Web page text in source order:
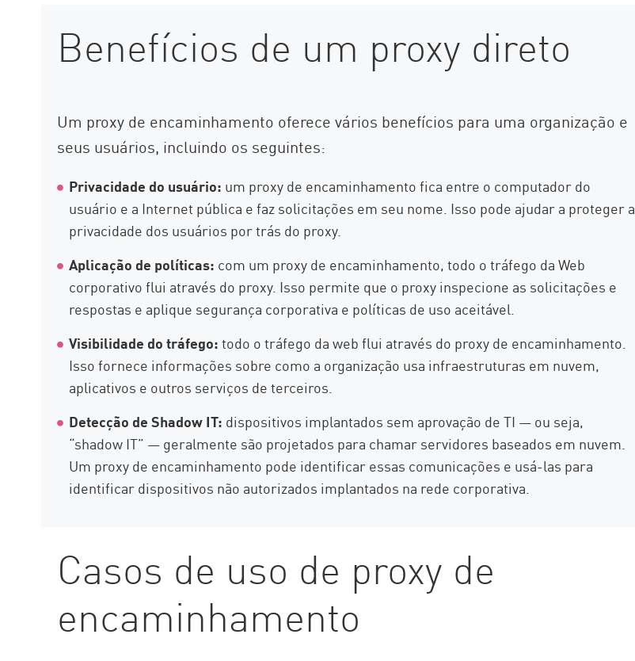
Benefícios de um proxy direto
Um proxy de encaminhamento oferece vários benefícios para uma organização e
seus usuários, incluindo os seguintes:
Privacidade do usuário: um proxy de encaminhamento fica entre o computador do
usuário e a Internet pública e faz solicitações em seu nome. Isso pode ajudar a proteger a
privacidade dos usuários por trás do proxy.
Aplicação de políticas: com um proxy de encaminhamento, todo o tráfego da Web
corporativo flui através do proxy. Isso permite que o proxy inspecione as solicitações e
respostas e aplique segurança corporativa e políticas de uso aceitável.
Visibilidade do tráfego:todo o tráfego da web flui através do proxy de encaminhamento.
Isso fornece informações sobre como a organização usa infraestruturas em nuvem,
aplicativos e outros serviços de terceiros.
Detecção de Shadow IT: dispositivos implantados sem aprovação de TI — ou seja,
“shadow IT” — geralmente são projetados para chamar servidores baseados em nuvem.
Um proxy de encaminhamento pode identificar essas comunicações e usá-las para
identificar dispositivos não autorizados implantados na rede corporativa.
Casos de uso de proxy de
encaminhamento